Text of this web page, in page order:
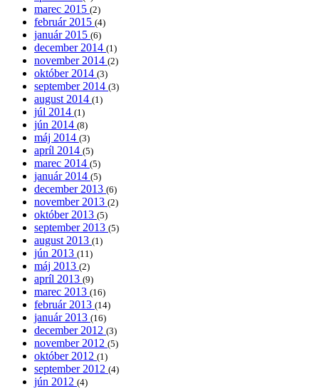
marec 2015 (2)
február 2015 (4)
január 2015 (6)
december 2014 (1)
november 2014 (2)
október 2014 (3)
september 2014 (3)
august 2014 (1)
júl 2014 (1)
jún 2014 (8)
máj 2014 (3)
apríl 2014 (5)
marec 2014 (5)
január 2014 (5)
december 2013 (6)
november 2013 (2)
október 2013 (5)
september 2013 (5)
august 2013 (1)
jún 2013 (11)
máj 2013 (2)
apríl 2013 (9)
marec 2013 (16)
február 2013 (14)
január 2013 (16)
december 2012 (3)
november 2012 (5)
október 2012 (1)
september 2012 (4)
jún 2012 (4)